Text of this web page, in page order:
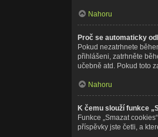
Nahoru
Proč se automaticky
Pokud nezatrhnete
přihlášeni, zatrhněte
učebně atd. Pokud toto
Nahoru
K čemu slouží funkce
Funkce „Smazat
příspěvky jste četli, a